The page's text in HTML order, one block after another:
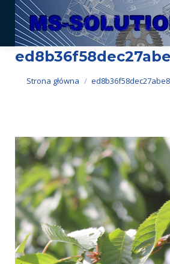
Jesteś tutaj:
Strona główna